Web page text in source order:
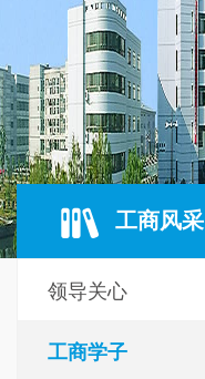
工商风采
领导关心
工商学子